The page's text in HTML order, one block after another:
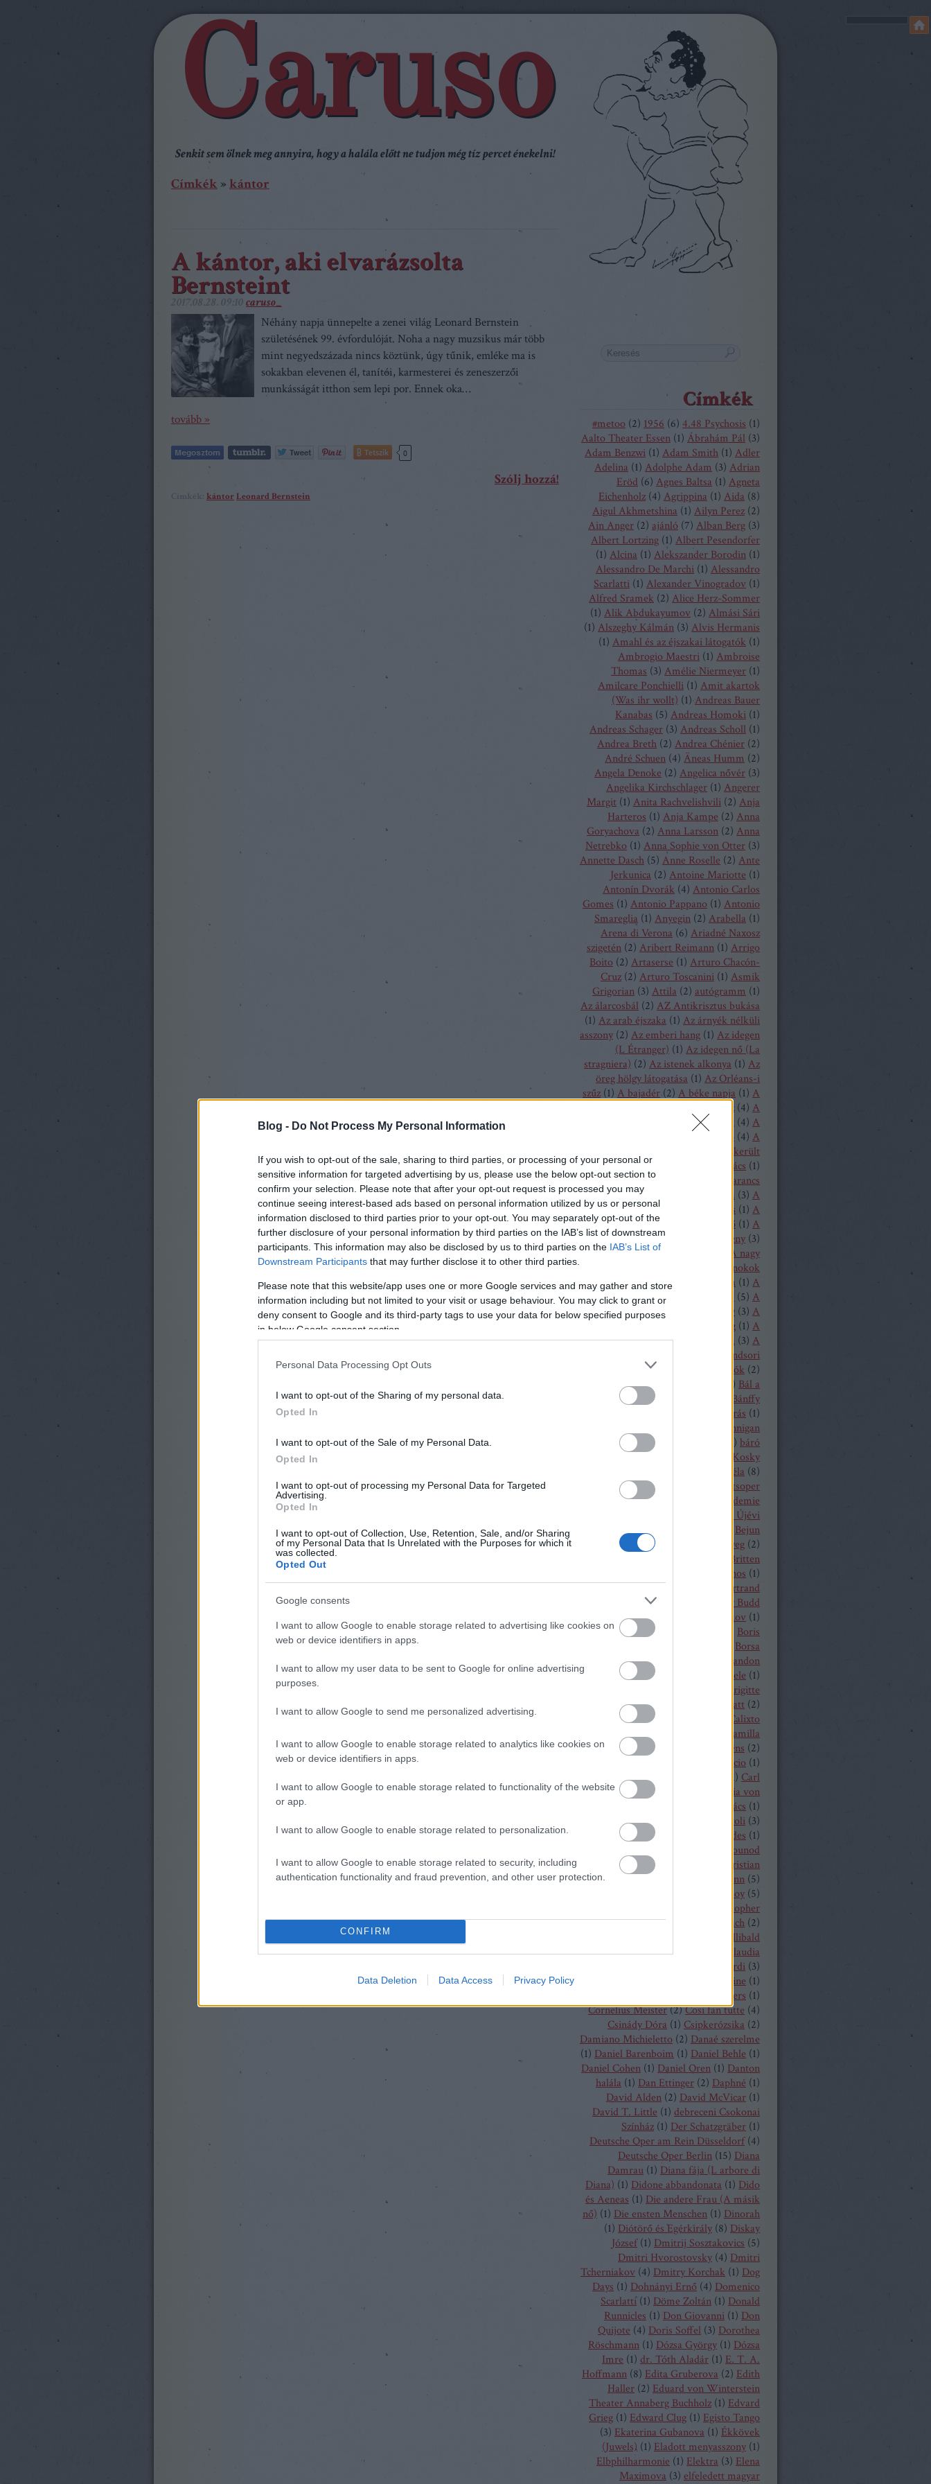
Blog - Do Not Process My Personal Information
If you wish to opt-out of the sale, sharing to third parties, or processing of your personal or
sensitive information for targeted advertising by us, please use the below opt-out section to
confirm your selection. Please note that after your opt-out request is processed you may
continue seeing interest-based ads based on personal information utilized by us or personal
information disclosed to third parties prior to your opt-out. You may separately opt-out of the
further disclosure of your personal information by third parties on the IAB’s list of downstream
participants. This information may also be disclosed by us to third parties on the IAB’s List of
Downstream Participants that may further disclose it to other third parties.
Please note that this website/app uses one or more Google services and may gather and store
information including but not limited to your visit or usage behaviour. You may click to grant or
deny consent to Google and its third-party tags to use your data for below specified purposes
in below Google consent section.
Personal Data Processing Opt Outs
I want to opt-out of the Sharing of my personal data.
Opted In
I want to opt-out of the Sale of my Personal Data.
Opted In
I want to opt-out of processing my Personal Data for Targeted
Advertising.
Opted In
I want to opt-out of Collection, Use, Retention, Sale, and/or Sharing
of my Personal Data that Is Unrelated with the Purposes for which it
was collected.
Opted Out
Google consents
I want to allow Google to enable storage related to advertising like cookies on
web or device identifiers in apps.
I want to allow my user data to be sent to Google for online advertising
purposes.
I want to allow Google to send me personalized advertising.
I want to allow Google to enable storage related to analytics like cookies on
web or device identifiers in apps.
I want to allow Google to enable storage related to functionality of the website
or app.
I want to allow Google to enable storage related to personalization.
I want to allow Google to enable storage related to security, including
authentication functionality and fraud prevention, and other user protection.
CONFIRM
Data Deletion Data Access Privacy Policy
Caruso
Senkit sem ölnek meg annyira, hogy a halála előtt ne tudjon még tíz percet énekelni!
Címkék » kántor
A kántor, aki elvarázsolta
Bernsteint
caruso_
Néhány napja ünnepelte a zenei világ Leonard Bernstein
születésének 99. évfordulóját. Noha a nagy muzsikus már több
mint negyedszázada nincs köztünk, úgy tűnik, emléke ma is
sokakban elevenen él, tanítói, karmesterei és zeneszerzői
munkásságát itthon sem lepi por. Ennek oka…
tovább »
Tetszik 0
Szólj hozzá!
kántor Leonard Bernstein
Címkék
#metoo (2) 1956 (6) 4.48 Psychosis (1)
Aalto Theater Essen (1) Ábrahám Pál (3)
Adam Benzwi (1) Adam Smith (1) Adler
Adelina (1) Adolphe Adam (3) Adrian
Eröd (6) Agnes Baltsa (1) Agneta
Eichenholz (4) Agrippina (1) Aida (8)
Aigul Akhmetshina (1) Ailyn Perez (2)
Ain Anger (2) ajánló (7) Alban Berg (3)
Albert Lortzing (1) Albert Pesendorfer
(1) Alcina (1) Alekszander Borodin (1)
Alessandro De Marchi (1) Alessandro
Scarlatti (1) Alexander Vinogradov (1)
Alfred Sramek (2) Alice Herz-Sommer
(1) Alik Abdukayumov (2) Almási Sári
(1) Alszeghy Kálmán (3) Alvis Hermanis
(1) Amahl és az éjszakai látogatók (1)
Ambrogio Maestri (1) Ambroise
Thomas (3) Amélie Niermeyer (1)
Amilcare Ponchielli (1) Amit akartok
(Was ihr wollt) (1) Andreas Bauer
Kanabas (5) Andreas Homoki (1)
Andreas Schager (3) Andreas Scholl (1)
Andrea Breth (2) Andrea Chénier (2)
André Schuen (4) Äneas Humm (2)
Angela Denoke (2) Angelica nővér (3)
Angelika Kirchschlager (1) Angerer
Margit (1) Anita Rachvelishvili (2) Anja
Harteros (1) Anja Kampe (2) Anna
Goryachova (2) Anna Larsson (2) Anna
Netrebko (1) Anna Sophie von Otter (3)
Annette Dasch (5) Anne Roselle (2) Ante
Jerkunica (2) Antoine Mariotte (1)
Antonín Dvorák (4) Antonio Carlos
Gomes (1) Antonio Pappano (1) Antonio
Smareglia (1) Anyegin (2) Arabella (1)
Arena di Verona (6) Ariadné Naxosz
szigetén (2) Aribert Reimann (1) Arrigo
Boito (2) Artaserse (1) Arturo Chacón-
Cruz (2) Arturo Toscanini (1) Asmik
Grigorian (3) Attila (2) autógramm (1)
Az álarcosbál (2) AZ Antikrisztus bukása
(1) Az arab éjszaka (1) Az árnyék nélküli
asszony (2) Az emberi hang (1) Az idegen
(L Étranger) (1) Az idegen nő (La
stragniera) (2) Az istenek alkonya (1) Az
öreg hölgy látogatása (1) Az Orléans-i
szűz (1) A bajadér (2) A béke napja (1) A
A bűvös vadász (4) A
A csavar fordul egyet (4) A
(4) A
A félresikerült
menyasszonycsere
A genti kovács (1)
A hallgatag asszony
A három narancs
szerelmese
A hattyúk tava (3) A
holtak házából
A játékos (1) A
kaméliás hölgy
A kegyencnő (1) A
kékszakállú herceg vára
A köpeny (3)
A láng (1) A loudoni ördögök
A nagy
A nürnbergi mesterdalnokok
(2) A Nyugat lánya A próféta (1) A
puritánok (1) (5) A
rózsalovag (1)A sevillai borbély (3) A
A távoli hang (1) A
trubadúr(2)A varázsfuvola (3) A
A windsori
A zsidónő Bajazzók (2)
Balassa Sándor
) Bál a
Savoyban
Bánffy Katalin
Bánffy
Bánó András (1)
Barbara Hannigan
1 báró Orczy Bódog ) báró
Barrie Kosky
Bartók Béla (8)
Bartók Péter
(2
Bayerische Staatsoper
19)Bayerische Theaterakademie
Bécsi Újévi
Koncert(1)Bedrich Smetana
Bejun
Mehta
Békés András bélyeg (2)
Benjamin Britten
Berkes János (1)
Bertrand
beszámoló
Billy Budd
Birgit Nilsson Bogdan Volkov (1)
Bohémélet
( Borisz Godunov
Boris
Borsa
Miklós(1)
Brandon
Jovanovich
3) Bregenzer Festspiele (1)
Brigitte
Fassbaender
Brindley Sherratt (2)
Bubik Árpád
1)
Calixto
Cameron Shahbazi
Camilla
Nylund
) Camille Saint-Saëns (2)
Capriccio (1)
Cardillac(1 1) Carl
Heinrich Graun
Carl Maria von
Cár és ács (1)
Casa Verdi(3) Cecilia Bartoli (3)
Celeng Mária
Chabert ezredes (1)
Charles Gounod
Chrisopher Maltman
Christian
Christian Thielemann (5)
Christof Loy (5)
Christopher
Ventris(2)Christoph Eschenbach (2)
Christoph Willibald
Gluck(3)Claude Debussy
Claudia
Claudio Monteverdi (3)
Clémentine Margaine (1)
Corinne Winters (1)
Cornelius Meister(2)Cosi fan tutte (4)
Csinády Dóra (1) Csipkerózsika (2)
Damiano Michieletto (2) Danaé szerelme
(1) Daniel Barenboim (1) Daniel Behle (1)
Daniel Cohen (1) Daniel Oren (1) Danton
halála (1) Dan Ettinger (2) Daphné (1)
David Alden (2) David McVicar (1)
David T. Little (1) debreceni Csokonai
Színház (1) Der Schatzgräber (1)
Deutsche Oper am Rein Düsseldorf (4)
Deutsche Oper Berlin (15) Diana
Damrau (1) Diana fája (L arbore di
Diana) (1) Didone abbandonata (1) Dido
és Aeneas (1) Die andere Frau (A másik
nő) (1) Die ensten Menschen (1) Dinorah
(1) Diótörő és Egérkirály (8) Diskay
József (1) Dmitrij Sosztakovics (5)
Dmitri Hvorostovsky (4) Dmitri
Tcherniakov (4) Dmitry Korchak (1) Dog
Days (1) Dohnányi Ernő (4) Domenico
Scarlatti (1) Döme Zoltán (1) Donald
Runnicles (1) Don Giovanni (1) Don
Quijote (4) Doris Soffel (3) Dorothea
Röschmann (1) Dózsa György (1) Dózsa
Imre (1) dr. Tóth Aladár (1) E. T. A.
Hoffmann (8) Edita Gruberova (2) Edith
Haller (2) Eduard von Winterstein
Theater Annaberg Buchholz (1) Edvard
Grieg (1) Edward Clug (1) Egisto Tango
(3) Ekaterina Gubanova (1) Ékkövek
(Juwels) (1) Eladott menyasszony (1)
Elbphilharmonie (1) Elektra (3) Elena
Maximova (3) elfeledett magyar